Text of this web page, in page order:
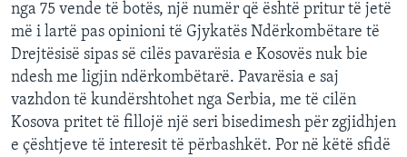
nga 75 vende të botës, një numër që është pritur të jetë
më i lartë pas opinioni të Gjykatës Ndërkombëtare të
Drejtësisë sipas së cilës pavarësia e Kosovës nuk bie
ndesh me ligjin ndërkombëtarë. Pavarësia e saj
vazhdon të kundërshtohet nga Serbia, me të cilën
Kosova pritet të fillojë një seri bisedimesh për zgjidhjen
e çështjeve të interesit të përbashkët. Por në këtë sfidë